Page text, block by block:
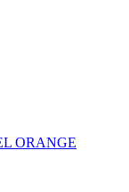
ORANGE